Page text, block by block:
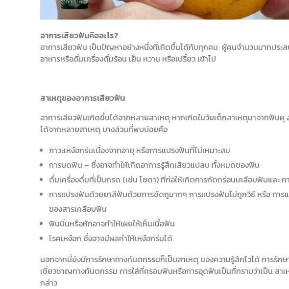
อาการเสียวฟันคืออะไร?
อาการเสียวฟัน เป็นปัญหาอย่างหนึ่งที่เกิดขึ้นได้กับทุกคน ผู้คนจำนวนมากประ
อาหารหรือดื่มเครื่องดื่มร้อน เย็น หวาน หรือเปรี้ยว เข้าไป
สาเหตุของอาการเสียวฟัน
อาการเสียวฟันเกิดขึ้นได้จากหลายสาเหตุ หากเกิดในวัยเด็กสาเหตุมาจากฟัน
ได้จากหลายสาเหตุ บางส่วนที่พบบ่อยคือ
ภาวะเหงือกร่นเนื่องจากอายุ หรือการแปรงฟันที่ไม่เหมาะสม
การบดฟัน – ซึ่งอาจทำให้เกิดอาการรู้สึกเสียวแปลบ ทั้งหมดของฟัน
ดื่มเครื่องดื่มที่เป็นกรด (เช่น โซดา) ที่ก่อให้เกิดการกัดกร่อนเคลือบฟันและ ก
การแปรงฟันด้วยยาสีฟันด้วยการขัดถูมากๆ การแปรงฟันไม่ถูกวิธี หรือ การ
ของสารเคลือบฟัน
ฟันบิ่นหรือหักอาจทำให้เผยให้เห็นเนื้อฟัน
โรคเหงือก ซึ่งอาจมีผลทำให้เหงือกร่นได้
นอกจากนี้ยังมีการรักษาทางทันตกรรมก็เป็นสาเหตุ ของความรู้สึกไวได้ การรั
เชี่ยวชาญทางทันตกรรม การใส่ที่ครอบฟันหรือการอุดฟันเป็นที่ทราบว่าเป็น สา
กล่าว